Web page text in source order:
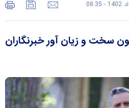
سخت و زیان آور خبرنگاران